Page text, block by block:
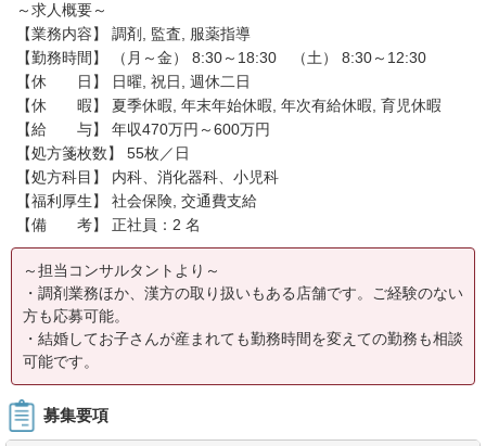
～求人概要～
【業務内容】 調剤, 監査, 服薬指導
【勤務時間】 （月～金） 8:30～18:30 （土） 8:30～12:30
【休 日】 日曜, 祝日, 週休二日
【休 暇】 夏季休暇, 年末年始休暇, 年次有給休暇, 育児休暇
【給 与】 年収470万円～600万円
【処方箋枚数】 55枚／日
【処方科目】 内科、消化器科、小児科
【福利厚生】 社会保険, 交通費支給
【備 考】 正社員：2 名
～担当コンサルタントより～
・調剤業務ほか、漢方の取り扱いもある店舗です。ご経験のない
方も応募可能。
・結婚してお子さんが産まれても勤務時間を変えての勤務も相談
可能です。
募集要項